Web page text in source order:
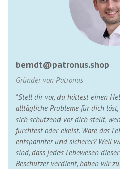
berndt@patronus.shop
Gründer von Patronus
"Stell dir vor, du hättest einen
alltägliche Probleme für dich
sich schützend vor dich stellt,
fürchtest oder ekelst. Wäre das
entspannter und sicherer? Weil
sind, dass jedes Lebewesen
Beschützer verdient, haben wir